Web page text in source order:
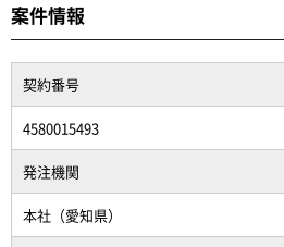
案件情報
契約番号
4580015493
発注機関
本社（愛知県）